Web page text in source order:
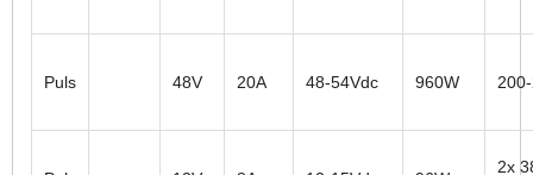
Puls 48V 20A 48-54Vdc 960W
2x